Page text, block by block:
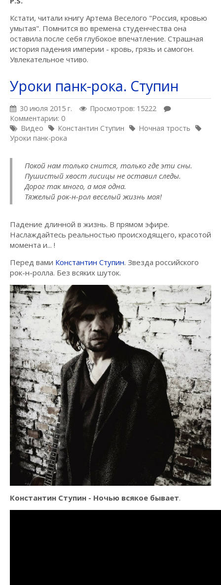
Кстати, читали книгу Артема Веселого "Россия, кровью
умытая". Помнится во времена студенчества она
оставила после себя глубокое впечатление. Страшная
история падения империи - кровь, грязь и самогон.
Увлекательное чтиво.
Уроки панк-рока. Ступин
30 июля 2015 г.
Просмотров: 15222
Комментарии: 0
Видео
Константин Ступин
Ночная трость
Уроки панк-рока
Покой нам только снится, только где эти сны.
Пушистый хвост лисицы не оставил следы.
Дорог так много, а моя одна.
Тяжелый рок-н-рол веселый жизнь моя!
Падение длинной в жизнь. В прямом эфире.
Наслаждайтесь реальностью происходящего, красотой
момента и... !
Перед вами Константин Ступин. Звезда российского
рок-н-ролла. Без всяких шуток.
Константин Ступин - Ночью всякое бывает.